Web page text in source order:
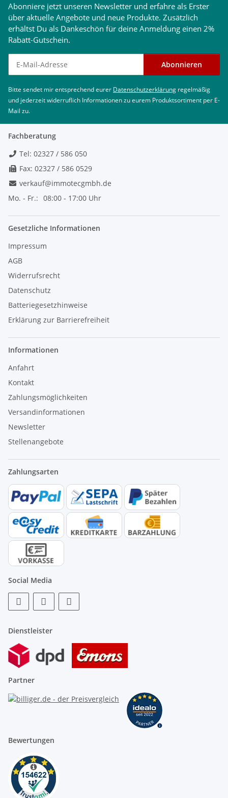
Abonniere jetzt unseren Newsletter und erfahre als Erster
über aktuelle Angebote und neue Produkte. Zusätzlich
erhältst Du als Dankeschön für deine Anmeldung einen 2%
Rabatt-Gutschein.
Newsletter abonnieren Abonnieren
Bitte sendet mir entsprechend eurer Datenschutzerklärung regelmäßig
und jederzeit widerruflich Informationen zu eurem Produktsortiment per E-
Mail zu.
Fachberatung
Tel: 02327 / 586 050
Fax: 02327 / 586 0529
verkauf@immotecgmbh.de
Mo. - Fr.: 08:00 - 17:00 Uhr
Gesetzliche Informationen
Impressum
AGB
Widerrufsrecht
Datenschutz
Batteriegesetzhinweise
Erklärung zur Barrierefreiheit
Informationen
Anfahrt
Kontakt
Zahlungsmöglichkeiten
Versandinformationen
Newsletter
Stellenangebote
Zahlungsarten
Social Media
Dienstleister
Partner
Bewertungen